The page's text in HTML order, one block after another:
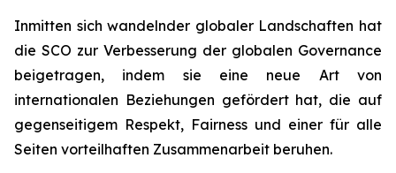
Inmitten sich wandelnder globaler Landschaften hat
die SCO zur Verbesserung der globalen Governance
beigetragen, indem sie eine neue Art von
internationalen Beziehungen gefördert hat, die auf
gegenseitigem Respekt, Fairness und einer für alle
Seiten vorteilhaften Zusammenarbeit beruhen.